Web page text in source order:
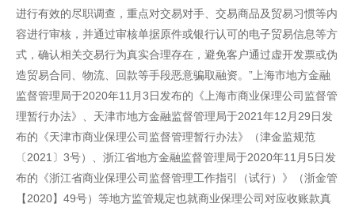
进行有效的尽职调查，重点对交易对手、交易商品及贸易习惯等内
容进行审核，并通过审核单据原件或银行认可的电子贸易信息等方
式，确认相关交易行为真实合理存在，避免客户通过虚开发票或伪
造贸易合同、物流、回款等手段恶意骗取融资。”上海市地方金融
监督管理局于2020年11月3日发布的《上海市商业保理公司监督管
理暂行办法》、天津市地方金融监督管理局于2021年12月29日发
布的《天津市商业保理公司监督管理暂行办法》（津金监规范
〔2021〕3号）、浙江省地方金融监督管理局于2020年11月5日发
布的《浙江省商业保理公司监督管理工作指引（试行）》（浙金管
【2020】49号）等地方监管规定也就商业保理公司对应收账款真